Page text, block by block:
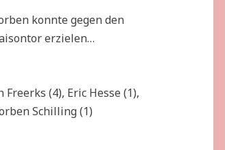
konnte gegen den
erzielen…
(4), Eric Hesse (1),
Schilling (1)